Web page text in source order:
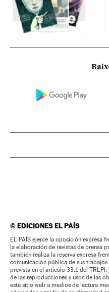
©EDICIONES EL PAÍS
EL PAÍS ejerce la oposición expresa
la elaboración de revistas de prensa
también realiza la reserva expresa
comunicación pública de sus
prevista en el artículo 33.1 del TRLPI;
de las reproducciones y usos de las
este sitio web a medios de lectura